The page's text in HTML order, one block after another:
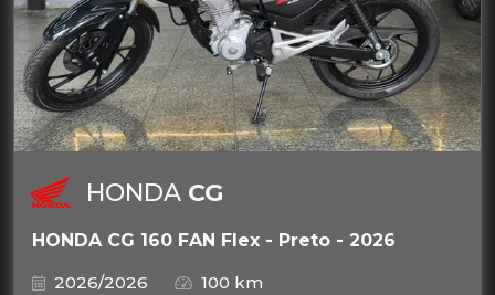
HONDA CG
HONDA CG 160 FAN Flex - Preto - 2026
2026/2026
100 km